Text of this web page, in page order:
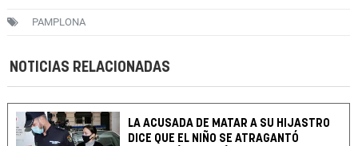
PAMPLONA
NOTICIAS RELACIONADAS
LA ACUSADA DE MATAR A SU HIJASTRO
DICE QUE EL NIÑO SE ATRAGANTÓ